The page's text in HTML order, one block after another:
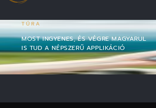
TÚRA
MOST INGYENES, ÉS VÉGRE MAGYARUL
IS TUD A NÉPSZERŰ APPLIKÁCIÓ